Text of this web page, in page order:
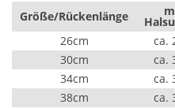
Größe/Rückenlänge
26cm
ca.
30cm
ca.
34cm
ca.
38cm
ca.